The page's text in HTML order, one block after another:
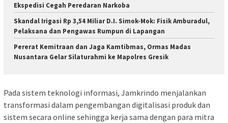
Ekspedisi Cegah Peredaran Narkoba
Skandal Irigasi Rp 3,54 Miliar D.I. Simok-Mok: Fisik Amburadul,
Pelaksana dan Pengawas Rumpun di Lapangan
Pererat Kemitraan dan Jaga Kamtibmas, Ormas Madas
Nusantara Gelar Silaturahmi ke Mapolres Gresik
Pada sistem teknologi informasi, Jamkrindo menjalankan
transformasi dalam pengembangan digitalisasi produk dan
sistem secara online sehingga kerja sama dengan para mitra